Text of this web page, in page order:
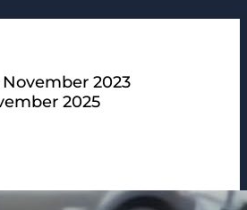
2023
2025